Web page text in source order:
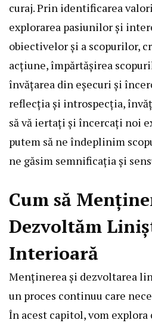
curaj. Prin identificarea
explorarea pasiunilor și
obiectivelor și a scopurilor,
acțiune, împărtășirea
învățarea din eșecuri și
reflecția și introspecția,
să vă iertați și încercați noi
putem să ne îndeplinim
ne găsim semnificația și
Cum să
Dezvoltăm
Interioară
Menținerea și dezvoltarea
un proces continuu care
În acest capitol, vom